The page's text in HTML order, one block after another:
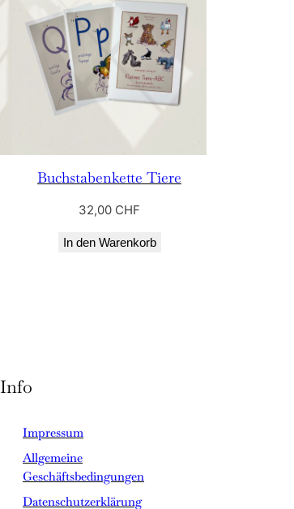
Buchstabenkette Tiere
32,00 CHF
In den Warenkorb
Info
Impressum
Allgemeine
Geschäftsbedingungen
Datenschutzerklärung